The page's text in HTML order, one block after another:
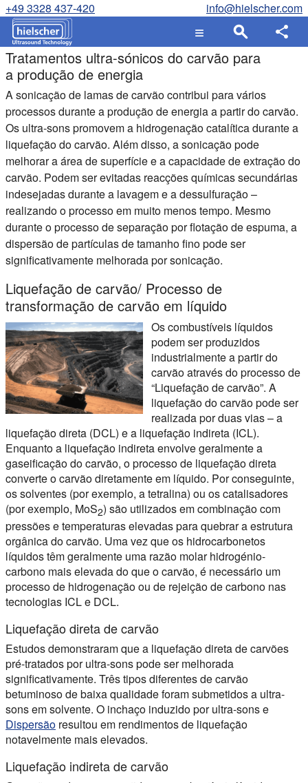
+49 3328 437-420 info@hielscher.com
Tratamentos ultra-sónicos do carvão para
a produção de energia
A sonicação de lamas de carvão contribui para vários
processos durante a produção de energia a partir do carvão.
Os ultra-sons promovem a hidrogenação catalítica durante a
liquefação do carvão. Além disso, a sonicação pode
melhorar a área de superfície e a capacidade de extração do
carvão. Podem ser evitadas reacções químicas secundárias
indesejadas durante a lavagem e a dessulfuração –
realizando o processo em muito menos tempo. Mesmo
durante o processo de separação por flotação de espuma, a
dispersão de partículas de tamanho fino pode ser
significativamente melhorada por sonicação.
Liquefação de carvão/ Processo de
transformação de carvão em líquido
Os combustíveis líquidos
podem ser produzidos
industrialmente a partir do
carvão através do processo de
“Liquefação de carvão”. A
liquefação do carvão pode ser
realizada por duas vias – a
liquefação direta (DCL) e a liquefação indireta (ICL).
Enquanto a liquefação indireta envolve geralmente a
gaseificação do carvão, o processo de liquefação direta
converte o carvão diretamente em líquido. Por conseguinte,
os solventes (por exemplo, a tetralina) ou os catalisadores
(por exemplo, MoS2) são utilizados em combinação com
pressões e temperaturas elevadas para quebrar a estrutura
orgânica do carvão. Uma vez que os hidrocarbonetos
líquidos têm geralmente uma razão molar hidrogénio-
carbono mais elevada do que o carvão, é necessário um
processo de hidrogenação ou de rejeição de carbono nas
tecnologias ICL e DCL.
Liquefação direta de carvão
Estudos demonstraram que a liquefação direta de carvões
pré-tratados por ultra-sons pode ser melhorada
significativamente. Três tipos diferentes de carvão
betuminoso de baixa qualidade foram submetidos a ultra-
sons em solvente. O inchaço induzido por ultra-sons e
Dispersão resultou em rendimentos de liquefação
notavelmente mais elevados.
Liquefação indireta de carvão